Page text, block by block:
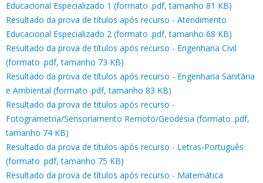
Educacional Especializado 1 (formato .pdf, tamanho 81 KB)
Resultado da prova de títulos após recurso - Atendimento
Educacional Especializado 2 (formato .pdf, tamanho 68 KB)
Resultado da prova de títulos após recurso - Engenharia Civil
(formato .pdf, tamanho 73 KB)
Resultado da prova de títulos após recurso - Engenharia Sanitária
e Ambiental (formato .pdf, tamanho 83 KB)
Resultado da prova de títulos após recurso -
Fotogrametria/Sensoriamento Remoto/Geodésia (formato .pdf,
tamanho 74 KB)
Resultado da prova de títulos após recurso - Letras-Português
(formato .pdf, tamanho 75 KB)
Resultado da prova de títulos após recurso - Matemática